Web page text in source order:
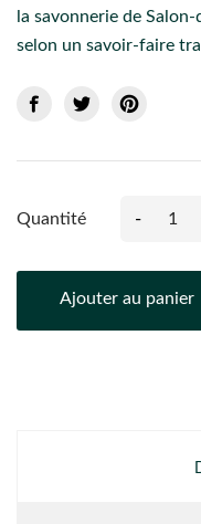
la savonnerie de
selon un savoir-faire
Quantité -
Ajouter au panier